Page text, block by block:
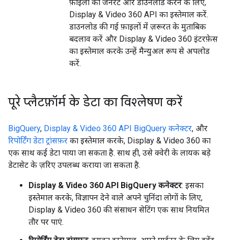
फ़ाइलों को जनरेट और डाउनलोड करने के लिए,
Display & Video 360 API का इस्तेमाल करें.
डाउनलोड की गई फ़ाइलों में ज़रूरत के मुताबिक
बदलाव करें और Display & Video 360 इंटरफ़ेस
का इस्तेमाल करके उन्हें मैन्युअल रूप से अपलोड
करें.
पूरे प्लैटफ़ॉर्म के डेटा का विश्लेषण करें
BigQuery, Display & Video 360 API BigQuery कनेक्टर, और
रिपोर्टिंग डेटा ट्रांसफ़र का इस्तेमाल करके, Display & Video 360 का
एक साथ कई डेटा पाया जा सकता है. साथ ही, उसे क्वेरी के लायक बड़े
डेटासेट के ज़रिए उपलब्ध कराया जा सकता है.
Display & Video 360 API BigQuery कनेक्टर: इसका
इस्तेमाल करके, विज्ञापन देने वाले अपने चुनिंदा लोगों के लिए,
Display & Video 360 की संसाधन सेटिंग एक साथ नियमित
तौर पर पाएं.